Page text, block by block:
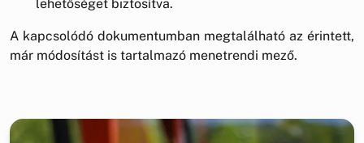
lehetőséget biztosítva.
A kapcsolódó dokumentumban megtalálható az érintett,
már módosítást is tartalmazó menetrendi mező.